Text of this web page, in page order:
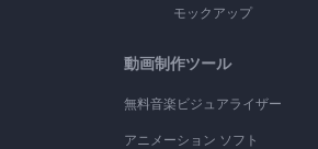
モックアップ
動画制作ツール
無料音楽ビジュアライザー
アニメーション ソフト